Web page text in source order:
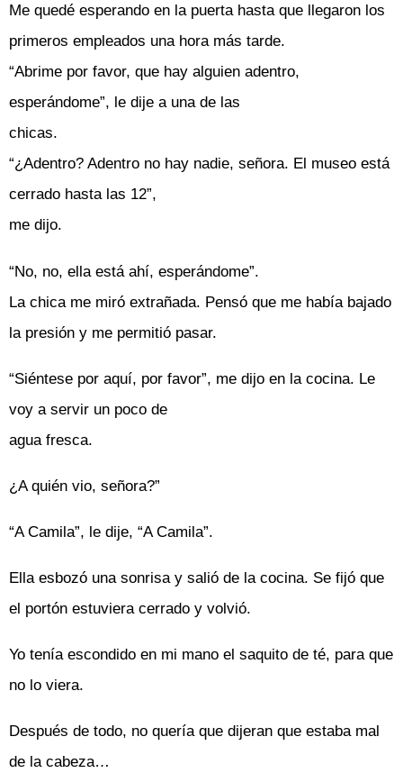
Me quedé esperando en la puerta hasta que llegaron los
primeros empleados una hora más tarde.
“Abrime por favor, que hay alguien adentro,
esperándome”, le dije a una de las
chicas.
“¿Adentro? Adentro no hay nadie, señora. El museo está
cerrado hasta las 12”,
me dijo.
“No, no, ella está ahí, esperándome”.
La chica me miró extrañada. Pensó que me había bajado
la presión y me permitió pasar.
“Siéntese por aquí, por favor”, me dijo en la cocina. Le
voy a servir un poco de
agua fresca.
¿A quién vio, señora?”
“A Camila”, le dije, “A Camila”.
Ella esbozó una sonrisa y salió de la cocina. Se fijó que
el portón estuviera cerrado y volvió.
Yo tenía escondido en mi mano el saquito de té, para que
no lo viera.
Después de todo, no quería que dijeran que estaba mal
de la cabeza…